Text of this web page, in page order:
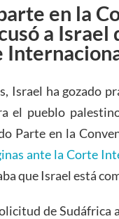
en la
a Israel
Israel ha gozado
el pueblo
Parte en la
ante la Corte
que Israel está
de Sudáfrica